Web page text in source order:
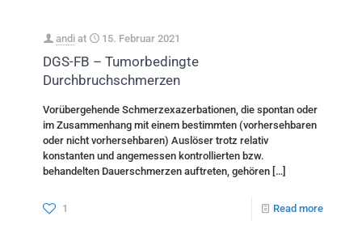
andi at 15. Februar 2021
DGS-FB – Tumorbedingte
Durchbruchschmerzen
Vorübergehende Schmerzexazerbationen, die spontan oder
im Zusammenhang mit einem bestimmten (vorhersehbaren
oder nicht vorhersehbaren) Auslöser trotz relativ
konstanten und angemessen kontrollierten bzw.
behandelten Dauerschmerzen auftreten, gehören […]
1 Read more